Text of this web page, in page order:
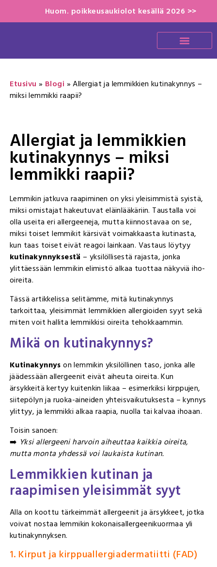
Huom. poikkeusaukiolot kesällä 2026 >>
Etusivu » Blogi »Allergiat ja lemmikkien kutinakynnys –
miksi lemmikki raapii?
Allergiat ja lemmikkien
kutinakynnys – miksi
lemmikki raapii?
Lemmikin jatkuva raapiminen on yksi yleisimmistä syistä,
miksi omistajat hakeutuvat eläinlääkäriin. Taustalla voi
olla useita eri allergeeneja, mutta kiinnostavaa on se,
miksi toiset lemmikit kärsivät voimakkaasta kutinasta,
kun taas toiset eivät reagoi lainkaan. Vastaus löytyy
kutinakynnyksestä – yksilöllisestä rajasta, jonka
ylittäessään lemmikin elimistö alkaa tuottaa näkyviä iho-
oireita.
Tässä artikkelissa selitämme, mitä kutinakynnys
tarkoittaa, yleisimmät lemmikkien allergioiden syyt sekä
miten voit hallita lemmikkisi oireita tehokkaammin.
Mikä on kutinakynnys?
Kutinakynnyson lemmikin yksilöllinen taso, jonka alle
jäädessään allergeenit eivät aiheuta oireita. Kun
ärsykkeitä kertyy kuitenkin liikaa – esimerkiksi kirppujen,
siitepölyn ja ruoka-aineiden yhteisvaikutuksesta – kynnys
ylittyy, ja lemmikki alkaa raapia, nuolla tai kalvaa ihoaan.
Toisin sanoen:
➡️ Yksi allergeeni harvoin aiheuttaa kaikkia oireita,
mutta monta yhdessä voi laukaista kutinan.
Lemmikkien kutinan ja
raapimisen yleisimmät syyt
Alla on koottu tärkeimmät allergeenit ja ärsykkeet, jotka
voivat nostaa lemmikin kokonaisallergeenikuormaa yli
kutinakynnyksen.
1. Kirput ja kirppuallergiadermatiitti (FAD)